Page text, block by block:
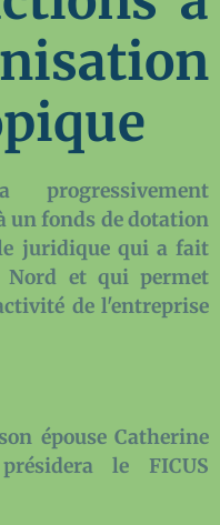
un fonds de dotation
juridique qui a fait
Nord et qui permet
de l'entreprise